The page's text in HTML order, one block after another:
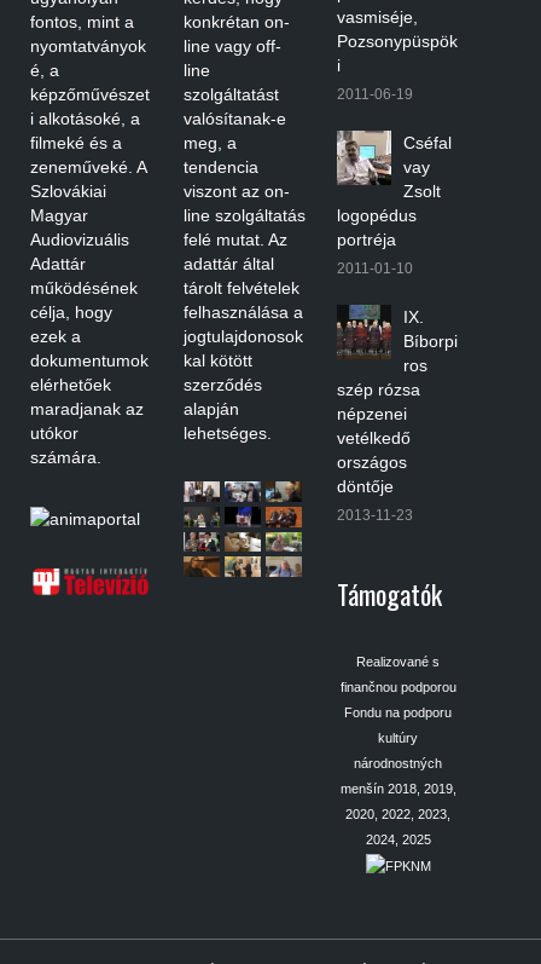
fontos, mint a
nyomtatványok
é, a
képzőművészet
i alkotásoké, a
filmeké és a
zeneműveké. A
Szlovákiai
Magyar
Audiovizuális
Adattár
működésének
célja, hogy
ezek a
dokumentumok
elérhetőek
maradjanak az
utókor
számára.
konkrétan on-
line vagy off-
line
szolgáltatást
valósítanak-e
meg, a
tendencia
viszont az on-
line szolgáltatás
felé mutat. Az
adattár által
tárolt felvételek
felhasználása a
jogtulajdonosok
kal kötött
szerződés
alapján
lehetséges.
vasmiséje,
Pozsonypüspök
i
2011-06-19
Cséfal
vay
Zsolt
logopédus
portréja
2011-01-10
IX.
Bíborpi
ros
szép rózsa
népzenei
vetélkedő
országos
döntője
2013-11-23
Támogatók
Realizované s
finančnou podporou
Fondu na podporu
kultúry
národnostných
menšín 2018, 2019,
2020, 2022, 2023,
2024, 2025